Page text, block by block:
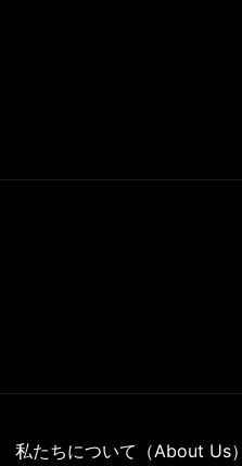
私たちについて（About Us）